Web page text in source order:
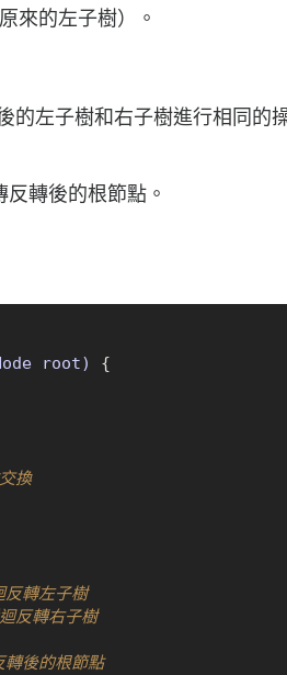
原來的左子樹）。
的左子樹和右子樹進行相同的
轉後的根節點。
root)
{
換
轉左子樹
反轉右子樹
反轉後的根節點